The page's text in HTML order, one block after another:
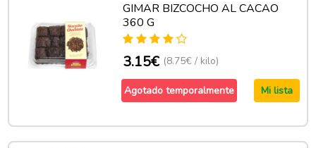
GIMAR BIZCOCHO AL CACAO
360 G
3.15€ (8.75€ / kilo)
Agotado temporalmente Mi lista